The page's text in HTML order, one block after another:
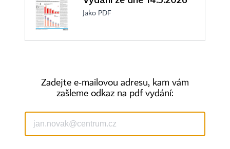
1996-2026Economia, a.s.
Hospodářské noviny (print) ISSN 0862-9587
Hospodářské noviny (online) ISSN 2787-950X
Jako PDF
Zadejte e-mailovou adresu, kam vám
zašleme odkaz na pdf vydání: